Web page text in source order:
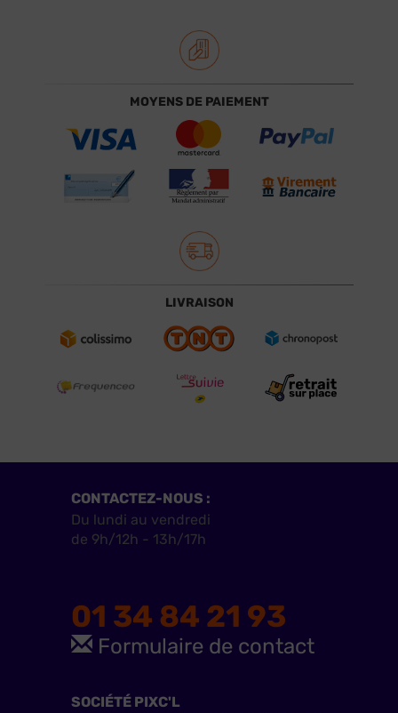
MOYENS DE PAIEMENT
LIVRAISON
CONTACTEZ-NOUS :
Du lundi au vendredi
de 9h/12h - 13h/17h
01 34 84 21 93
Formulaire de contact
SOCIÉTÉ PIXC'L